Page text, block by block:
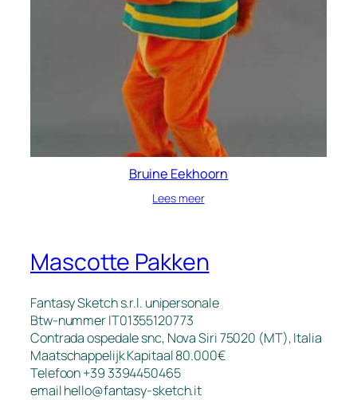
Bruine Eekhoorn
Lees meer
Mascotte Pakken
Fantasy Sketch s.r.l. unipersonale
Btw-nummer IT01355120773
Contrada ospedale snc, Nova Siri 75020 (MT), Italia
Maatschappelijk Kapitaal 80.000€
Telefoon +39 3394450465
emailhello@fantasy-sketch.it